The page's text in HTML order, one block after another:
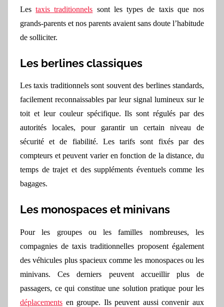
Lestaxis traditionnels sont les types de taxis que nos
grands-parents et nos parents avaient sans doute l’habitude
de solliciter.
Les berlines classiques
Les taxis traditionnels sont souvent des berlines standards,
facilement reconnaissables par leur signal lumineux sur le
toit et leur couleur spécifique. Ils sont régulés par des
autorités locales, pour garantir un certain niveau de
sécurité et de fiabilité. Les tarifs sont fixés par des
compteurs et peuvent varier en fonction de la distance, du
temps de trajet et des suppléments éventuels comme les
bagages.
Les monospaces et minivans
Pour les groupes ou les familles nombreuses, les
compagnies de taxis traditionnelles proposent également
des véhicules plus spacieux comme les monospaces ou les
minivans. Cesderniers peuvent accueillir plus de
passagers, ce qui constitue une solution pratique pour les
déplacements en groupe. Ils peuvent aussi convenir aux